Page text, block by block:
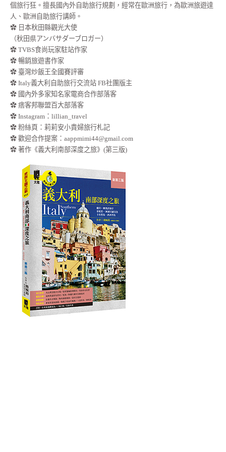
個旅行狂。擅長國內外自助旅行規劃，經常在歐洲旅行，為歐洲旅遊達
人、歐洲自助旅行講師。
✿ 日本秋田縣觀光大使
（秋田県アンバサダーブロガー）
✿ TVBS食尚玩家駐站作家
✿ 暢銷旅遊書作家
✿ 臺灣炒飯王全國賽評審
✿ Italy義大利自助旅行交流站 FB社團版主
✿ 國內外多家知名家電商合作部落客
✿ 痞客邦聯盟百大部落客
✿ Instagram：lillian_travel
✿ 粉絲頁：莉莉安小貴婦旅行札記
✿ 歡迎合作提案： aappmimi44@gmail.com
✿ 著作《義大利南部深度之旅》(第三版)